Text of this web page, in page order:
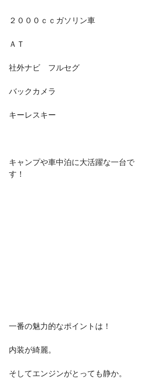
２０００ｃｃガソリン車
ＡＴ
社外ナビ　フルセグ
バックカメラ
キーレスキー
キャンプや車中泊に大活躍な一台で
す！
一番の魅力的なポイントは！
内装が綺麗。
そしてエンジンがとっても静か。